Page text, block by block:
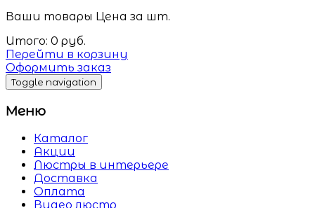
Ваши товары Цена за шт.
Итого: 0 руб.
Перейти в корзину
Оформить заказ
Toggle navigation
Меню
Каталог
Акции
Люстры в интерьере
Доставка
Оплата
Видео люстр